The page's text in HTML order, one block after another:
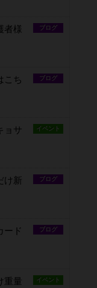
ブログ
者様
ブログ
こち
イベント
ョサ
ブログ
け新
ブログ
ード
イベント
重量